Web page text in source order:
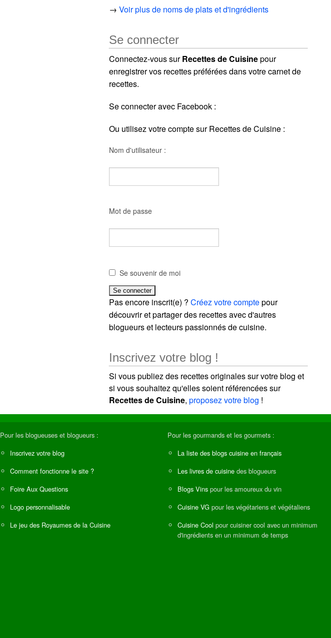
→Voir plus de noms de plats et d'ingrédients
Se connecter
Connectez-vous surRecettes de Cuisinepour
enregistrer vos recettes préférées dans votre carnet de
recettes.
Se connecter avec Facebook :
Ou utilisez votre compte sur Recettes de Cuisine :
Nom d'utilisateur :
Mot de passe
Se souvenir de moi
Pas encore inscrit(e) ?Créez votre comptepour
découvrir et partager des recettes avec d'autres
blogueurs et lecteurs passionnés de cuisine.
Inscrivez votre blog !
Si vous publiez des recettes originales sur votre blog et
si vous souhaitez qu'elles soient référencées sur
Recettes de Cuisine,proposez votre blog !
Pour les blogueuses et blogueurs :
Inscrivez votre blog
Comment fonctionne le site ?
Foire Aux Questions
Logo personnalisable
Le jeu des Royaumes de la Cuisine
Pour les gourmands et les gourmets :
La liste des blogs cuisine en français
Les livres de cuisine des blogueurs
Blogs Vins pour les amoureux du vin
Cuisine VG pour les végétariens et végétaliens
Cuisine Cool pour cuisiner cool avec un minimum
d'ingrédients en un minimum de temps